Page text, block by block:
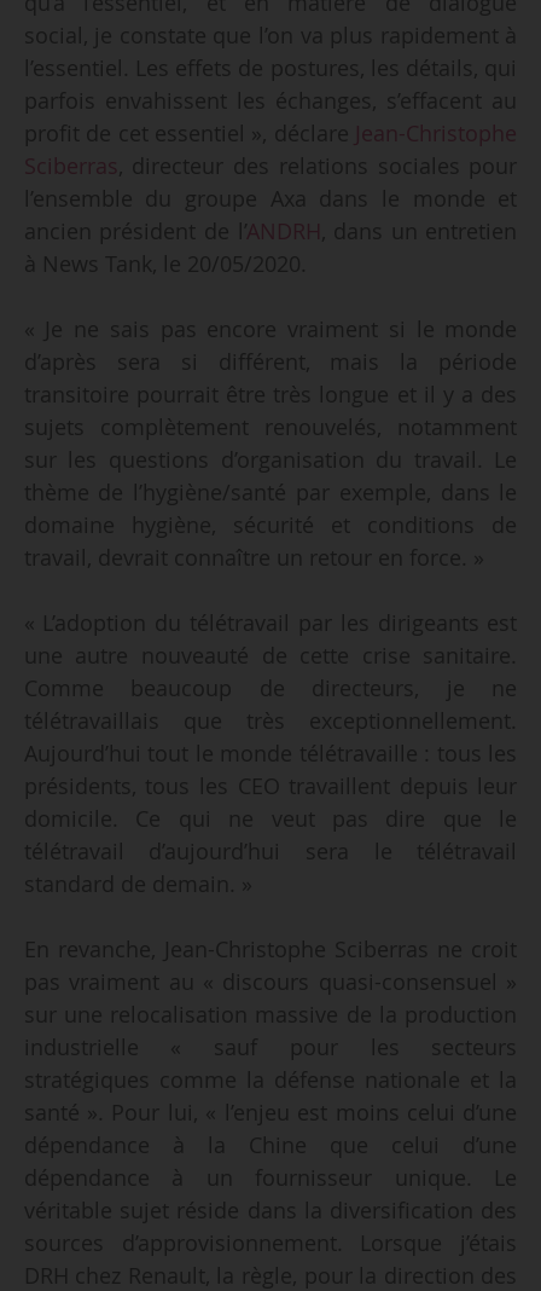
social, je constate que l’on va plus rapidement à
l’essentiel. Les effets de postures, les détails, qui
parfois envahissent les échanges, s’effacent au
profit de cet essentiel », déclare Jean-Christophe
Sciberras, directeur des relations sociales pour
l’ensemble du groupe Axa dans le monde et
ancien président de l’ANDRH, dans un entretien
à News Tank, le 20/05/2020.
« Je ne sais pas encore vraiment si le monde
d’après sera si différent, mais la période
transitoire pourrait être très longue et il y a des
sujets complètement renouvelés, notamment
sur les questions d’organisation du travail. Le
thème de l’hygiène/santé par exemple, dans le
domaine hygiène, sécurité et conditions de
travail, devrait connaître un retour en force. »
« L’adoption du télétravail par les dirigeants est
une autre nouveauté de cette crise sanitaire.
Comme beaucoup de directeurs, je ne
télétravaillais que très exceptionnellement.
Aujourd’hui tout le monde télétravaille : tous les
présidents, tous les CEO travaillent depuis leur
domicile. Ce qui ne veut pas dire que le
télétravail d’aujourd’hui sera le télétravail
standard de demain. »
En revanche, Jean-Christophe Sciberras ne croit
pas vraiment au « discours quasi-consensuel »
sur une relocalisation massive de la production
industrielle « sauf pour les secteurs
stratégiques comme la défense nationale et la
santé ». Pour lui, « l’enjeu est moins celui d’une
dépendance à la Chine que celui d’une
dépendance à un fournisseur unique. Le
véritable sujet réside dans la diversification des
sources d’approvisionnement. Lorsque j’étais
DRH chez Renault, la règle, pour la direction des